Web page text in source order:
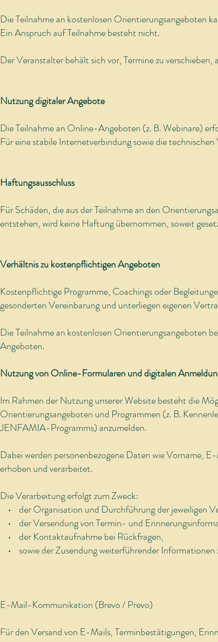
Die Teilnahme an kostenlosen Orientierungsangeboten
Ein Anspruch auf Teilnahme besteht nicht.
Der Veranstalter behält sich vor, Termine zu
Nutzung digitaler Angebote
Die Teilnahme an Online-Angeboten (z. B. Webinare)
Für eine stabile Internetverbindung sowie die
Haftungsausschluss
Für Schäden, die aus der Teilnahme an den
entstehen, wird keine Haftung übernommen, soweit
Verhältnis zu kostenpflichtigen Angeboten
Kostenpflichtige Programme, Coachings oder
gesonderten Vereinbarung und unterliegen eigenen
Die Teilnahme an kostenlosen Orientierungsangeboten
Angeboten.
Nutzung von Online-Formularen und digitalen
Im Rahmen der Nutzung unserer Website besteht die
Orientierungsangeboten und Programmen (z. B.
JENFAMIA-Programms) anzumelden.
Dabei werden personenbezogene Daten wie Vorname,
erhoben und verarbeitet.
Die Verarbeitung erfolgt zum Zweck:
• der Organisation und Durchführung der jeweiligen
• der Versendung von Termin- und
• der Kontaktaufnahme bei Rückfragen,
• sowie der Zusendung weiterführender Informationen
E-Mail-Kommunikation (Brevo / Prevo)
Für den Versand von E-Mails, Terminbestätigungen,